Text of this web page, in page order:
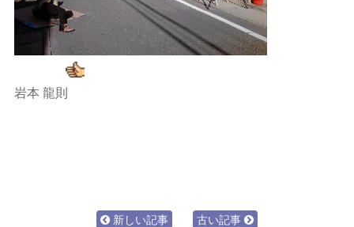
岩本 龍則
新しい記事 古い記事